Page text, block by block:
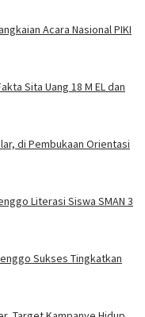
Acara Nasional PIKI
Sita Uang 18 M EL dan
di Pembukaan Orientasi
Literasi Siswa SMAN 3
Sukses Tingkatkan